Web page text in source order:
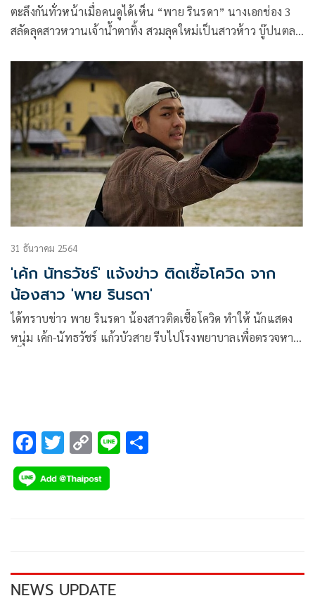
ตะลึงกันทั่วหน้าเมื่อคนดูได้เห็น “พาย รินรดา” นางเอกช่อง 3
สลัดลุคสาวหวานเจ้าน้ำตาทิ้ง สวมลุคใหม่เป็นสาวห้าว บู๊ปนตลก
พลังพิเศษในการเห็นอันตรายของผู้ที่อยู่ในระยะใกล้ตัวเองได้
เธอได้แต่งงานกับ สิงห์บดินทร์ (เจมส์ มาร์) เพื่อเป็นเครื่องรางคุ้ม
ภัยให้เขา ในละคร “เพราะรัก Because of Love”
31 ธันวาคม 2564
'เค้ก นัทธวัชร์' แจ้งข่าว ติดเชื้อโควิด จาก
น้องสาว 'พาย รินรดา'
ได้ทราบข่าว พาย รินรดา น้องสาวติดเชื้อโควิด ทำให้ นักแสดง
หนุ่ม เค้ก-นัทธวัชร์ แก้วบัวสาย รีบไปโรงพยาบาลเพื่อตรวจหา
F
ac
e
k
T
wi
tt
C
o
p
k
Li
NEWS UPDATE